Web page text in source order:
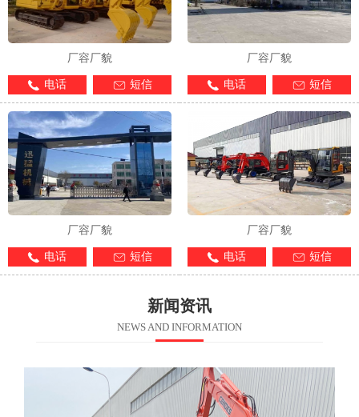
厂容厂貌
电话 短信
厂容厂貌
电话 短信
厂容厂貌
电话 短信
厂容厂貌
电话 短信
新闻资讯
NEWS AND INFORMATION